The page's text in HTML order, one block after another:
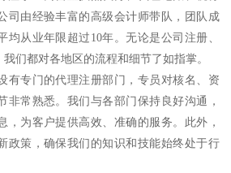
司由经验丰富的高级会计师带队，团队成
均从业年限超过10年。无论是公司注册、
们都对各地区的流程和细节了如指掌。
有专门的代理注册部门，专员对核名、资
非常熟悉。我们与各部门保持良好沟通，
，为客户提供高效、准确的服务。此外，
政策，确保我们的知识和技能始终处于行